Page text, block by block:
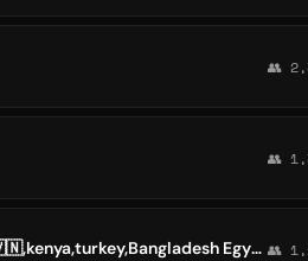
👥
👥
Pi network buy and sell,India,pakistan,korea,China, Vietnamese 🇻🇳,kenya,turkey,Bangladesh Egypt,syria,Afghanistan,kano,Nigeria 👥